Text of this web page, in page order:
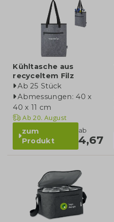
Kühltasche aus
recyceltem Filz
Ab 25 Stück
Abmessungen: 40 x
40 x 11 cm
Ab 20. August
zum
Produkt
ab
4,67